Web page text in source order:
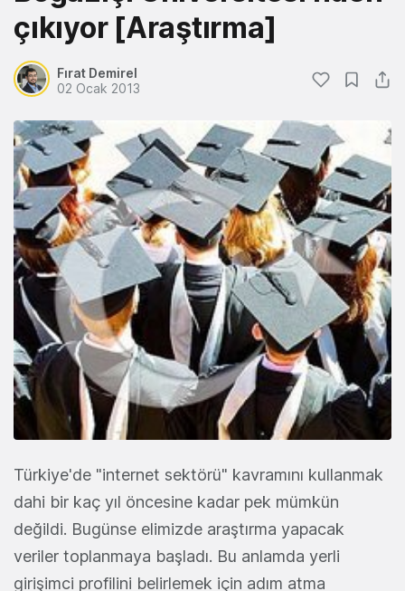
çıkıyor [Araştırma]
Fırat Demirel
02 Ocak 2013
Türkiye'de "internet sektörü" kavramını kullanmak
dahi bir kaç yıl öncesine kadar pek mümkün
değildi. Bugünse elimizde araştırma yapacak
veriler toplanmaya başladı. Bu anlamda yerli
girişimci profilini belirlemek için adım atma